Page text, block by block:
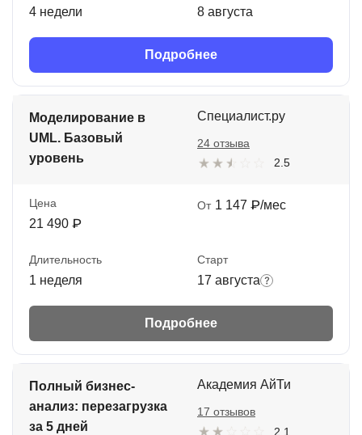
4 недели 8 августа
Подробнее
Моделирование в
UML. Базовый
уровень
Специалист.ру
2.5
24 отзыва
Цена
21 490 ₽
От 1 147 ₽/мес
Длительность
1 неделя
Старт
17 августа
Подробнее
Полный бизнес-
анализ: перезагрузка
за 5 дней
Академия АйТи
2.1
17 отзывов